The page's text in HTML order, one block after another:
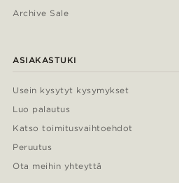
Archive Sale
ASIAKASTUKI
Usein kysytyt kysymykset
Luo palautus
Katso toimitusvaihtoehdot
Peruutus
Ota meihin yhteyttä